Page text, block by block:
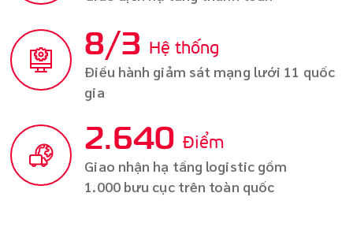
11/3 Hệ thống
Điều hành giảm sát mạng lưới 11 quốc
gia
3.400 Điểm
Giao nhận hạ tầng logistic gồm
1.000 bưu cục trên toàn quốc